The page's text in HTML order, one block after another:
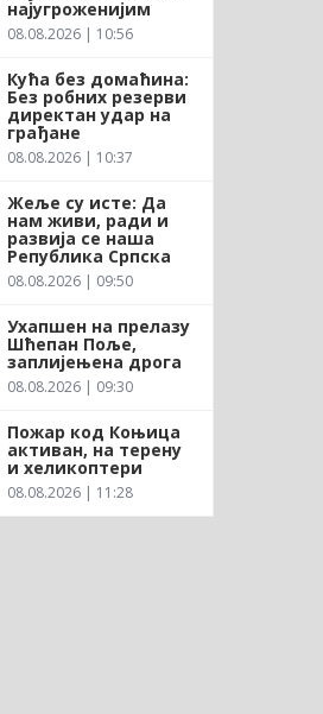
најугроженијим
08.08.2026 | 10:56
Кућа без домаћина:
Без робних резерви
директан удар на
грађане
08.08.2026 | 10:37
Жеље су исте: Да
нам живи, ради и
развија се наша
Република Српска
08.08.2026 | 09:50
Ухапшен на прелазу
Шћепан Поље,
заплијењена дрога
08.08.2026 | 09:30
Пожар код Коњица
активан, на терену
и хеликоптери
08.08.2026 | 11:28